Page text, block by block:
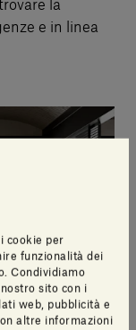
cookie per
funzionalità dei
Condividiamo
sito con i
web, pubblicità e
altre informazioni
la
e in linea